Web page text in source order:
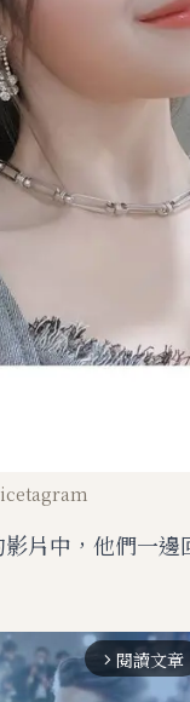
片中，他們一邊
arrow_forward_ios 閱讀文章